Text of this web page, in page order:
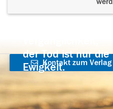
der Tod ist nur
Ewigkeit.
Kontakt zum Verlag
aufnehmen